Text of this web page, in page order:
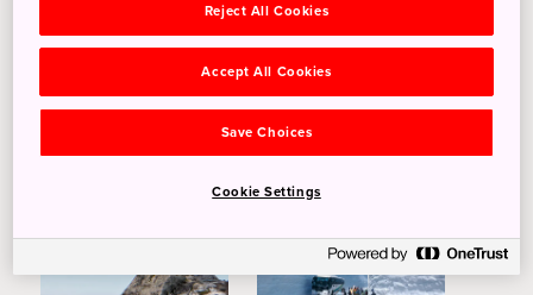
Yamabushi Wander-
und Wasserfall-Wege
Winter in Hanazono
Hokkaido
Reject All Cookies
Accept All Cookies
Save Choices
Cookie Settings